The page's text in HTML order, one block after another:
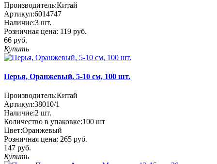
Производитель:Китай
Артикул:6014747
Наличие:3 шт.
Розничная цена: 119 руб.
66 руб.
Купить
Перья, Оранжевый, 5-10 см, 100 шт.
Производитель:Китай
Артикул:38010/1
Наличие:2 шт.
Количество в упаковке:100 шт
Цвет:Оранжевый
Розничная цена: 265 руб.
147 руб.
Купить